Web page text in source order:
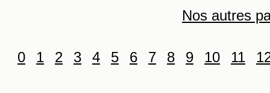
Nos autres
0 1 2 3 4 5 6 7 8 9 10 11